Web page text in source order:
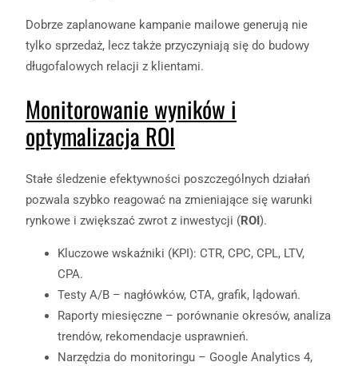
Dobrze zaplanowane kampanie mailowe generują nie
tylko sprzedaż, lecz także przyczyniają się do budowy
długofalowych relacji z klientami.
Monitorowanie wyników i
optymalizacja ROI
Stałe śledzenie efektywności poszczególnych działań
pozwala szybko reagować na zmieniające się warunki
rynkowe i zwiększać zwrot z inwestycji (ROI).
Kluczowe wskaźniki (KPI): CTR, CPC, CPL, LTV,
CPA.
Testy A/B – nagłówków, CTA, grafik, lądowań.
Raporty miesięczne – porównanie okresów, analiza
trendów, rekomendacje usprawnień.
Narzędzia do monitoringu – Google Analytics 4,